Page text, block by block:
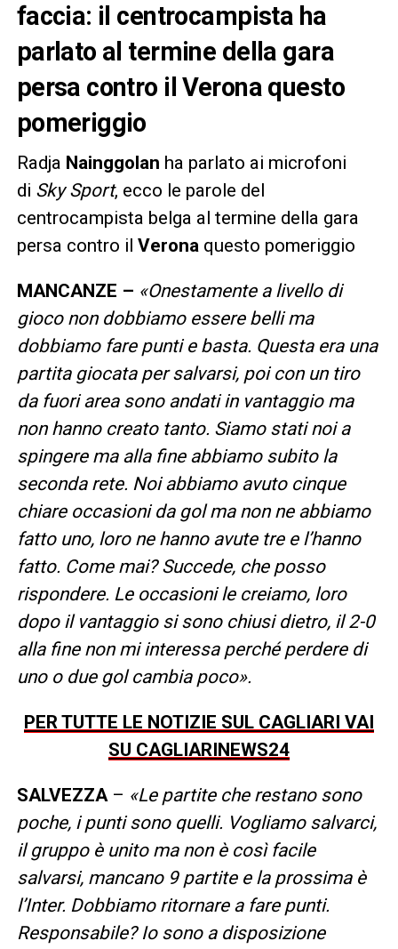
faccia: il centrocampista ha
parlato al termine della gara
persa contro il Verona questo
pomeriggio
Radja Nainggolan ha parlato ai microfoni
di Sky Sport, ecco le parole del
centrocampista belga al termine della gara
persa contro il Veronaquesto pomeriggio
MANCANZE – «Onestamente a livello di
gioco non dobbiamo essere belli ma
dobbiamo fare punti e basta. Questa era una
partita giocata per salvarsi, poi con un tiro
da fuori area sono andati in vantaggio ma
non hanno creato tanto. Siamo stati noi a
spingere ma alla fine abbiamo subito la
seconda rete. Noi abbiamo avuto cinque
chiare occasioni da gol ma non ne abbiamo
fatto uno, loro ne hanno avute tre e l’hanno
fatto. Come mai? Succede, che posso
rispondere. Le occasioni le creiamo, loro
dopo il vantaggio si sono chiusi dietro, il 2-0
alla fine non mi interessa perché perdere di
uno o due gol cambia poco».
PER TUTTE LE NOTIZIE SUL CAGLIARI VAI
SU CAGLIARINEWS24
SALVEZZA– «Le partite che restano sono
poche, i punti sono quelli. Vogliamo salvarci,
il gruppo è unito ma non è così facile
salvarsi, mancano 9 partite e la prossima è
l’Inter. Dobbiamo ritornare a fare punti.
Responsabile? Io sono a disposizione